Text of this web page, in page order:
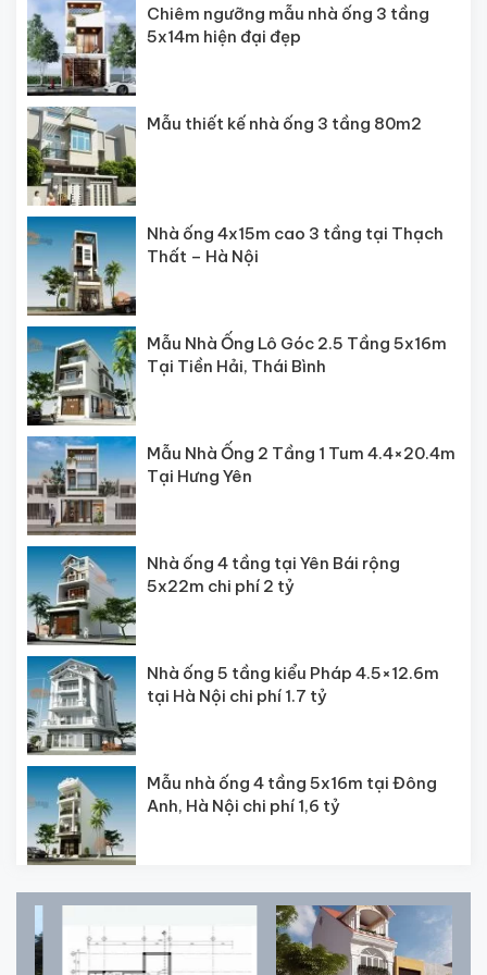
Chiêm ngưỡng mẫu nhà ống 3 tầng
5x14m hiện đại đẹp
Mẫu thiết kế nhà ống 3 tầng 80m2
Nhà ống 4x15m cao 3 tầng tại Thạch
Thất – Hà Nội
Mẫu Nhà Ống Lô Góc 2.5 Tầng 5x16m
Tại Tiền Hải, Thái Bình
Mẫu Nhà Ống 2 Tầng 1 Tum 4.4×20.4m
Tại Hưng Yên
Nhà ống 4 tầng tại Yên Bái rộng
5x22m chi phí 2 tỷ
Nhà ống 5 tầng kiểu Pháp 4.5×12.6m
tại Hà Nội chi phí 1.7 tỷ
Mẫu nhà ống 4 tầng 5x16m tại Đông
Anh, Hà Nội chi phí 1,6 tỷ